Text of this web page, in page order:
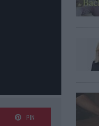
PIN